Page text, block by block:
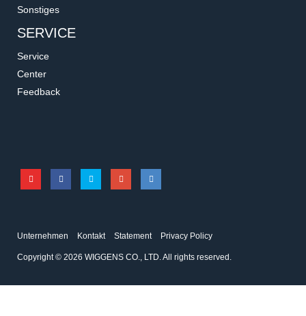
Sonstiges
SERVICE
Service
Center
Feedback
Unternehmen Kontakt Statement Privacy Policy
Copyright © 2026 WIGGENS CO., LTD. All rights reserved.